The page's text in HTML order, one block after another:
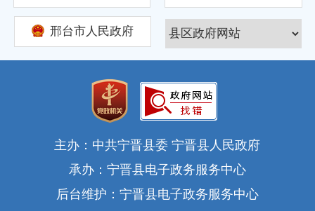
邢台市人民政府
主办：中共宁晋县委 宁晋县人民政府
承办：宁晋县电子政务服务中心
后台维护：宁晋县电子政务服务中心